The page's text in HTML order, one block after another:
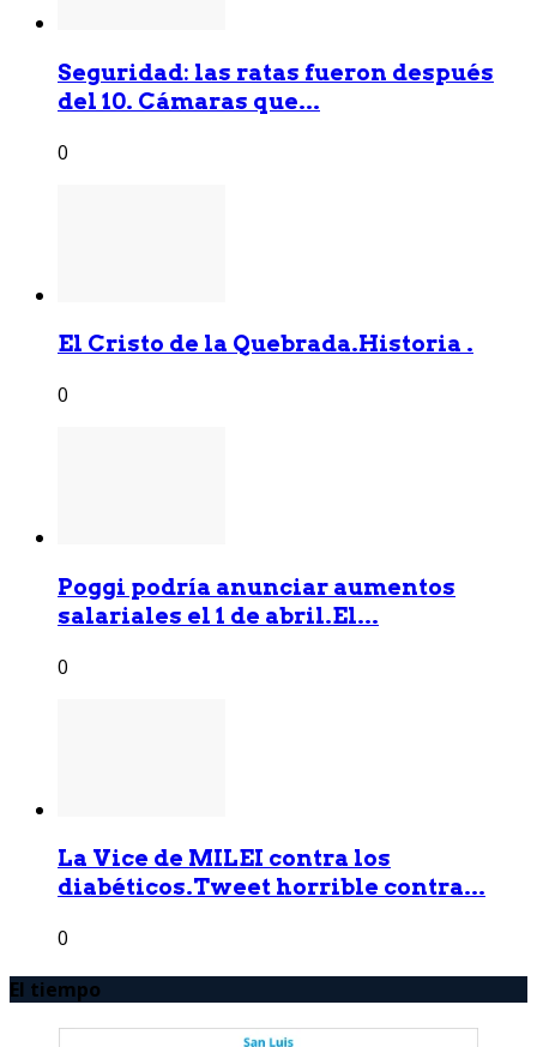
Seguridad: las ratas fueron después
del 10. Cámaras que...
0
El Cristo de la Quebrada.Historia .
0
Poggi podría anunciar aumentos
salariales el 1 de abril.El...
0
La Vice de MILEI contra los
diabéticos.Tweet horrible contra...
0
El tiempo